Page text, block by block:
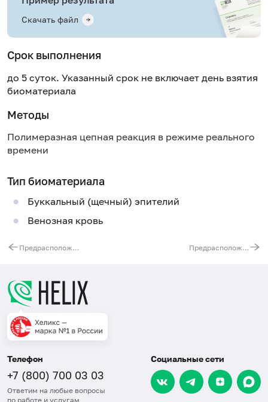
Скачать файл
Срок выполнения
до 5 суток. Указанный срок не включает день взятия
биоматериала
Методы
Полимеразная цепная реакция в режиме реального
времени
Тип биоматериала
Буккальный (щечный) эпителий
Венозная кровь
Предрасположенность к повышенному уровню гомоцистеина (гены ферментов фолатного цикла) Предрасположенность к сердечно-сосудистой недостаточности
Телефон
+7 (800) 700 03 03
Ответим на любые вопросы
по работе и услугам
Социальные сети